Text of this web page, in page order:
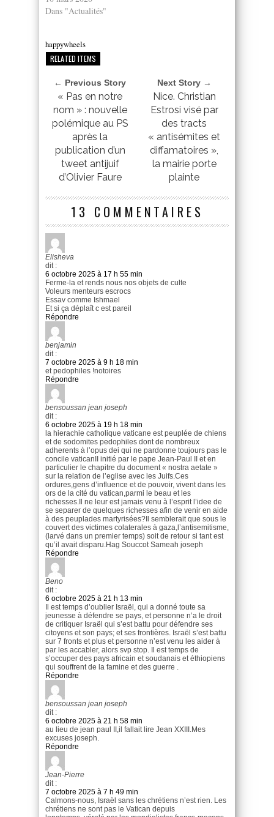
Dans "Actualités"
happywheels
RELATED ITEMS
← Previous Story
« Pas en notre
nom » : nouvelle
polémique au PS
après la
publication d’un
tweet antijuif
d’Olivier Faure
Next Story →
Nice. Christian
Estrosi visé par
des tracts
« antisémites et
diffamatoires »,
la mairie porte
plainte
13 COMMENTAIRES
Elisheva
dit :
6 octobre 2025 à 17 h 55 min
Ferme-la et rends nous nos objets de culte
Voleurs menteurs escrocs
Essav comme Ishmael
Et si ça déplaît c est pareil
Répondre
benjamin
dit :
7 octobre 2025 à 9 h 18 min
et pedophiles !notoires
Répondre
bensoussan jean joseph
dit :
6 octobre 2025 à 19 h 18 min
la hierachie catholique vaticane est peuplée de chiens
et de sodomites pedophiles dont de nombreux
adherents à l’opus dei qui ne pardonne toujours pas le
concile vaticanII initié par le pape Jean-Paul II et en
particulier le chapitre du document « nostra aetate »
sur la relation de l’eglise avec les Juifs.Ces
ordures,gens d’influence et de pouvoir, vivent dans les
ors de la cité du vatican,parmi le beau et les
richesses.Il ne leur est jamais venu à l’esprit l’idee de
se separer de quelques richesses afin de venir en aide
à des peuplades martyrisées?Il semblerait que sous le
couvert des victimes colaterales à gaza,l’antisemitisme,
(larvé dans un premier temps) soit de retour si tant est
qu’il avait disparu.Hag Souccot Sameah joseph
Répondre
Beno
dit :
6 octobre 2025 à 21 h 13 min
Il est temps d’oublier Israël, qui a donné toute sa
jeunesse à défendre se pays, et personne n’a le droit
de critiquer Israël qui s’est battu pour défendre ses
citoyens et son pays; et ses frontières. Israël s’est battu
sur 7 fronts et plus et personne n’est venu les aider à
par les accabler, alors svp stop. Il est temps de
s’occuper des pays africain et soudanais et éthiopiens
qui souffrent de la famine et des guerre .
Répondre
bensoussan jean joseph
dit :
6 octobre 2025 à 21 h 58 min
au lieu de jean paul II,il fallait lire Jean XXIII.Mes
excuses joseph.
Répondre
Jean-Pierre
dit :
7 octobre 2025 à 7 h 49 min
Calmons-nous, Israël sans les chrétiens n’est rien. Les
chrétiens ne sont pas le Vatican depuis